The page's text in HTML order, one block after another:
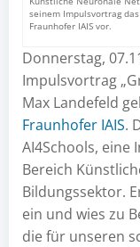
seinem Impulsvortrag das
Fraunhofer IAIS vor.
Donnerstag,
Impulsvortrag
Max Landefeld
Fraunhofer IAIS.
AI4Schools,
Bereich
Bildungssektor.
ein und wies zu
die für unseren